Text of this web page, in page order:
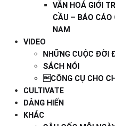
VĂN HOÁ GIỚI
CẦU – BÁO CÁO
NAM
VIDEO
NHỮNG CUỘC ĐỜI
SÁCH NÓI
CÔNG CỤ CHO
CULTIVATE
DÂNG HIẾN
KHÁC